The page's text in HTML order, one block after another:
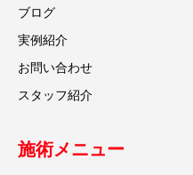
ブログ
実例紹介
お問い合わせ
スタッフ紹介
施術メニュー